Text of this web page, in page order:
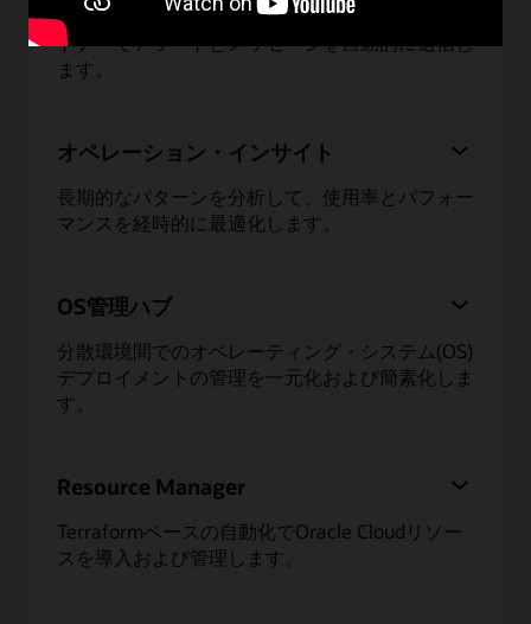
Slack、PagerDutyなど、OCIサービスと配信パー
トナーでアラートとメッセージを自動的に送信し
ます。
オペレーション・インサイト
長期的なパターンを分析して、使用率とパフォー
マンスを経時的に最適化します。
OS管理ハブ
分散環境間でのオペレーティング・システム(OS)
デプロイメントの管理を一元化および簡素化しま
す。
Resource Manager
Terraformベースの自動化でOracle Cloudリソー
スを導入および管理します。